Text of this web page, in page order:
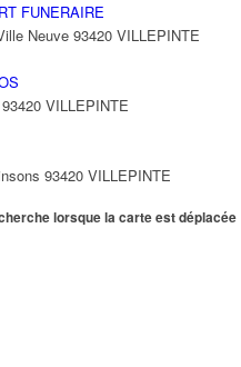
FUNERAIRE
Neuve 93420 VILLEPINTE
VILLEPINTE
93420 VILLEPINTE
lorsque la carte est déplacée